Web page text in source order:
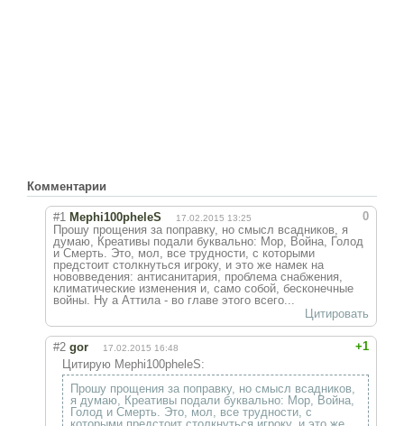
Комментарии
0
#1 Mephi100pheleS 17.02.2015 13:25
Прошу прощения за поправку, но смысл всадников, я
думаю, Креативы подали буквально: Мор, Война, Голод
и Смерть. Это, мол, все трудности, с которыми
предстоит столкнуться игроку, и это же намек на
нововведения: антисанитария, проблема снабжения,
климатические изменения и, само собой, бесконечные
войны. Ну а Аттила - во главе этого всего...
Цитировать
+1
#2 gor 17.02.2015 16:48
Цитирую Mephi100pheleS:
Прошу прощения за поправку, но смысл всадников,
я думаю, Креативы подали буквально: Мор, Война,
Голод и Смерть. Это, мол, все трудности, с